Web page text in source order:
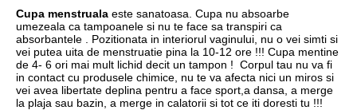
Cupa menstruala este sanatoasa. Cupa nu absoarbe
umezeala ca tampoanele si nu te face sa transpiri ca
absorbantele . Pozitionata in interiorul vaginului, nu o vei simti si
vei putea uita de menstruatie pina la 10-12 ore !!! Cupa mentine
de 4- 6 ori mai mult lichid decit un tampon ! Corpul tau nu va fi
in contact cu produsele chimice, nu te va afecta nici un miros si
vei avea libertate deplina pentru a face sport,a dansa, a merge
la plaja sau bazin, a merge in calatorii si tot ce iti doresti tu !!!